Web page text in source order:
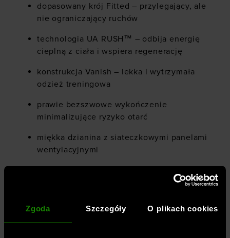
Zgoda Szczegóły O plikach cookies
dopasowany krój Fitted – przylegający, ale
nie ograniczający ruchów
technologia UA RUSH™ – odbija energię
cieplną z ciała i wspiera regenerację
konstrukcja Vanish – lekka i wytrzymała
odzież treningowa
prawie bezszwowe wykończenie
minimalizujące ryzyko otarć
miękka dzianina z siateczkowymi panelami
wentylacyjnymi
szybkoschnący materiał odprowadzający